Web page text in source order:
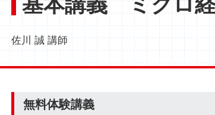
佐川 誠 講師
無料体験講義